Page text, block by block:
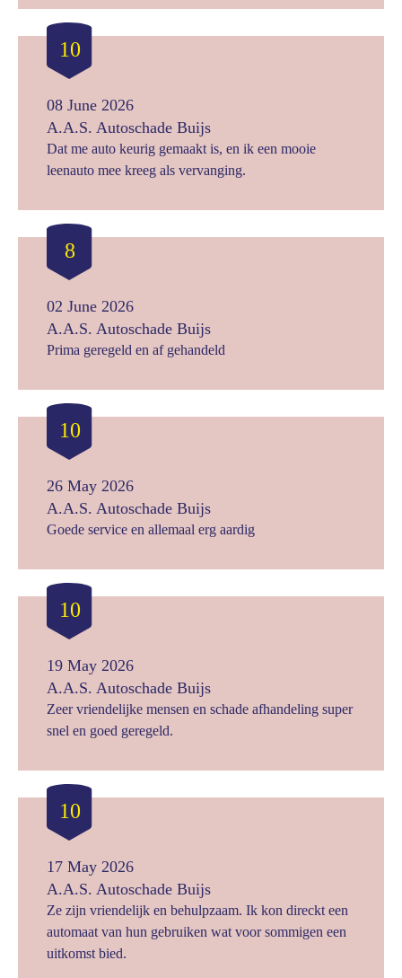
10
08 June 2026
A.A.S. Autoschade Buijs
Dat me auto keurig gemaakt is, en ik een mooie
leenauto mee kreeg als vervanging.
8
02 June 2026
A.A.S. Autoschade Buijs
Prima geregeld en af gehandeld
10
26 May 2026
A.A.S. Autoschade Buijs
Goede service en allemaal erg aardig
10
19 May 2026
A.A.S. Autoschade Buijs
Zeer vriendelijke mensen en schade afhandeling super
snel en goed geregeld.
10
17 May 2026
A.A.S. Autoschade Buijs
Ze zijn vriendelijk en behulpzaam. Ik kon direckt een
automaat van hun gebruiken wat voor sommigen een
uitkomst bied.